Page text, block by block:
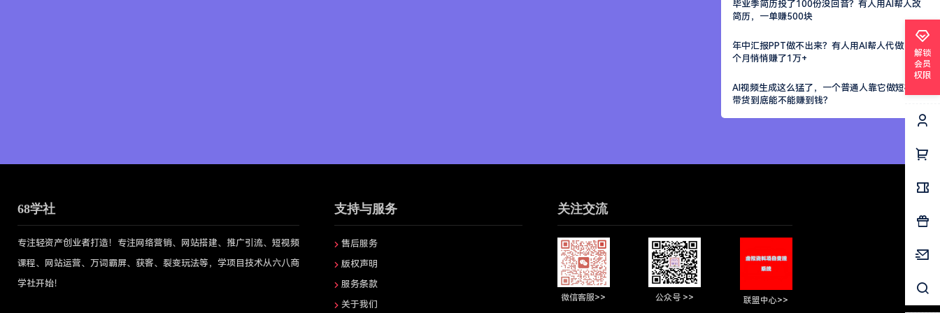
毕业季简历投了100份没回音？有人用AI帮人改
简历，一单赚500块
年中汇报PPT做不出来？有人用AI帮人代做，一
个月悄悄赚了1万+
AI视频生成这么猛了，一个普通人靠它做短视频
带货到底能不能赚到钱？
解锁
会员
权限
68学社
专注轻资产创业者打造！专注网络营销、网站搭建、推广引流、短视频
课程、网站运营、万词霸屏、获客、裂变玩法等，学项目技术从六八商
学社开始！
支持与服务
售后服务
版权声明
服务条款
关于我们
关注交流
微信客服>> 公众号 >> 联盟中心>>